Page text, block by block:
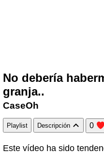
No debería
granja..
CaseOh
Playlist Descripción 0
Este vídeo ha sido